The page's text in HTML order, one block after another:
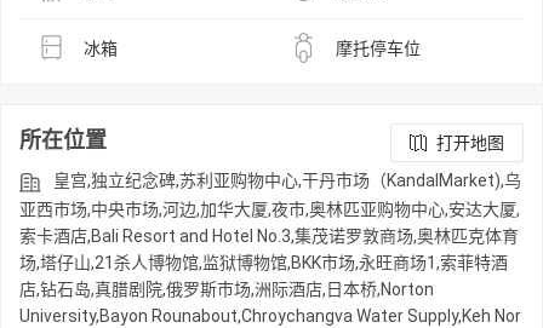
冰箱 摩托停车位
所在位置
打开地图
皇宫,独立纪念碑,苏利亚购物中心,干丹市场（KandalMarket),乌
亚西市场,中央市场,河边,加华大厦,夜市,奥林匹亚购物中心,安达大厦,
索卡酒店,Bali Resort and Hotel No.3,集茂诺罗敦商场,奥林匹克体育
场,塔仔山,21杀人博物馆,监狱博物馆,BKK市场,永旺商场1,索菲特酒
店,钻石岛,真腊剧院,俄罗斯市场,洲际酒店,日本桥,Norton
University,Bayon Rounabout,Chroychangva Water Supply,Keh Nor